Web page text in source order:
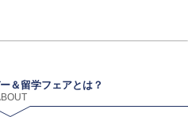
＆留学フェアとは？